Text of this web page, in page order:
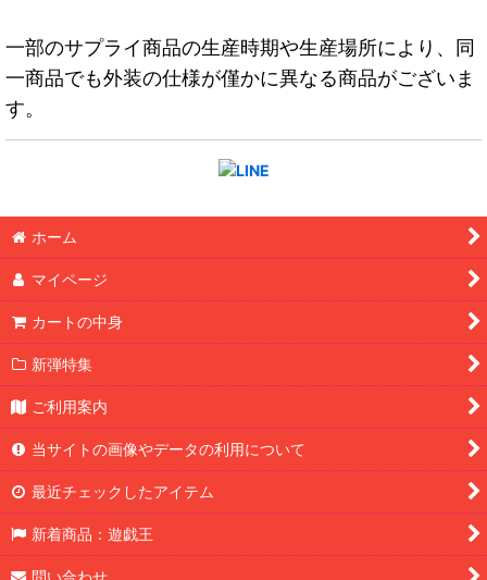
一部のサプライ商品の生産時期や生産場所により、同
一商品でも外装の仕様が僅かに異なる商品がございま
す。
ホーム
マイページ
カートの中身
新弾特集
ご利用案内
当サイトの画像やデータの利用について
最近チェックしたアイテム
新着商品：遊戯王
問い合わせ